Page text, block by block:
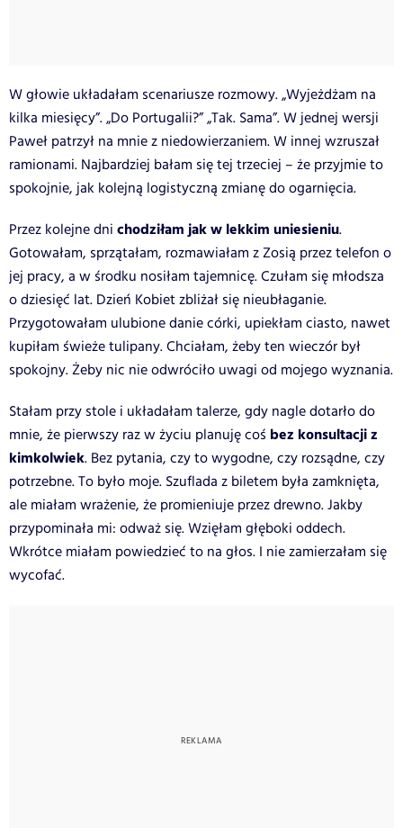
W głowie układałam scenariusze rozmowy. „Wyjeżdżam na
kilka miesięcy”. „Do Portugalii?” „Tak. Sama”. W jednej wersji
Paweł patrzył na mnie z niedowierzaniem. W innej wzruszał
ramionami. Najbardziej bałam się tej trzeciej – że przyjmie to
spokojnie, jak kolejną logistyczną zmianę do ogarnięcia.
Przez kolejne dni chodziłam jak w lekkim uniesieniu.
Gotowałam, sprzątałam, rozmawiałam z Zosią przez telefon o
jej pracy, a w środku nosiłam tajemnicę. Czułam się młodsza
o dziesięć lat. Dzień Kobiet zbliżał się nieubłaganie.
Przygotowałam ulubione danie córki, upiekłam ciasto, nawet
kupiłam świeże tulipany. Chciałam, żeby ten wieczór był
spokojny. Żeby nic nie odwróciło uwagi od mojego wyznania.
Stałam przy stole i układałam talerze, gdy nagle dotarło do
mnie, że pierwszy raz w życiu planuję coś bez konsultacji z
kimkolwiek. Bez pytania, czy to wygodne, czy rozsądne, czy
potrzebne. To było moje. Szuflada z biletem była zamknięta,
ale miałam wrażenie, że promieniuje przez drewno. Jakby
przypominała mi: odważ się. Wzięłam głęboki oddech.
Wkrótce miałam powiedzieć to na głos. I nie zamierzałam się
wycofać.